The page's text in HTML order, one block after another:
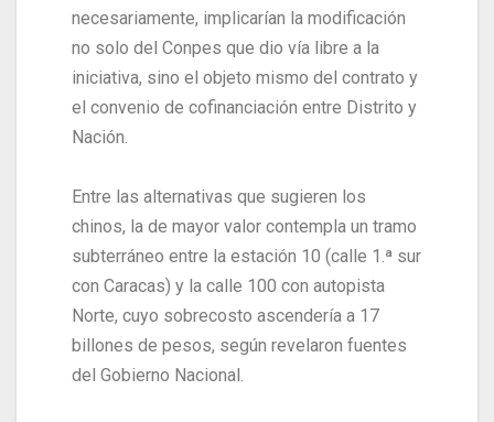
necesariamente, implicarían la modificación
no solo del Conpes que dio vía libre a la
iniciativa, sino el objeto mismo del contrato y
el convenio de cofinanciación entre Distrito y
Nación.
Entre las alternativas que sugieren los
chinos, la de mayor valor contempla un tramo
subterráneo entre la estación 10 (calle 1.ª sur
con Caracas) y la calle 100 con autopista
Norte, cuyo sobrecosto ascendería a 17
billones de pesos, según revelaron fuentes
del Gobierno Nacional.